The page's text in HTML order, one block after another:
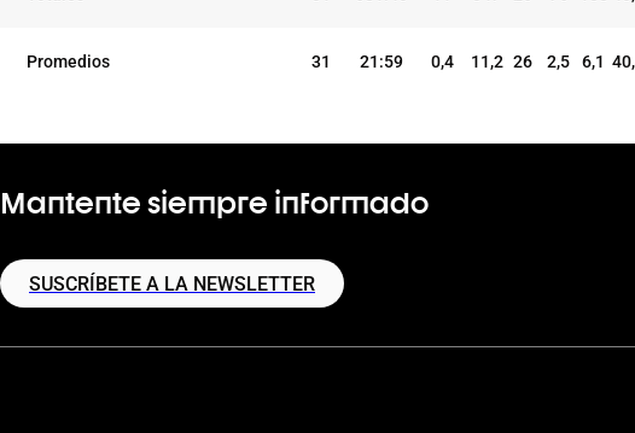
Promedios 31 21:59 0,4 11,2 26 2,5 6,1
Mantente siempre informado
SUSCRÍBETE A LA NEWSLETTER